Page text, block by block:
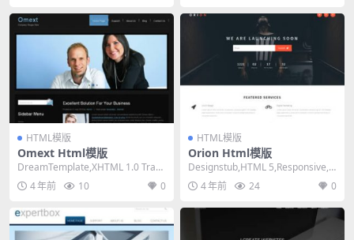
HTML模版
Omext Html模版
DreamTemplate,XHTML 1.0 Trans
itional,Fix...
4 年前 10 0
HTML模版
Orion Html模版
Designstub,HTML 5,Responsive, 2
Columns,...
4 年前 24 0